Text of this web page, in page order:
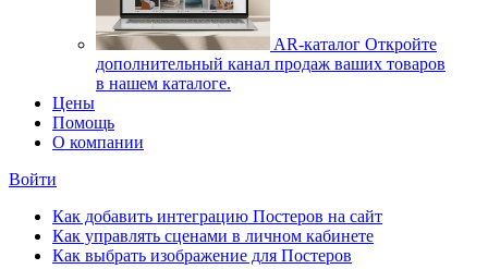
AR-каталог Откройте
дополнительный канал продаж ваших товаров
в нашем каталоге.
Цены
Помощь
О компании
Войти
Как добавить интеграцию Постеров на сайт
Как управлять сценами в личном кабинете
Как выбрать изображение для Постеров